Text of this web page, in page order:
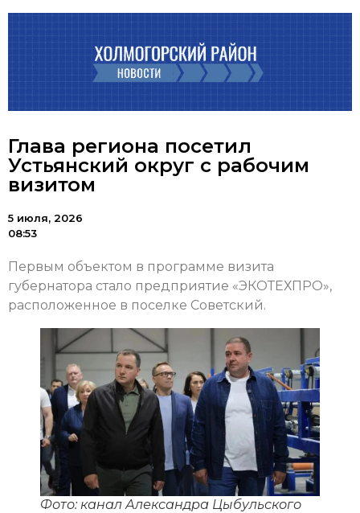
Глава региона посетил
Устьянский округ с рабочим
визитом
5 июля, 2026
08:53
Первым объектом в программе визита
губернатора стало предприятие «ЭКОТЕХПРО»,
расположенное в поселке Советский.
Фото: канал Александра Цыбульского